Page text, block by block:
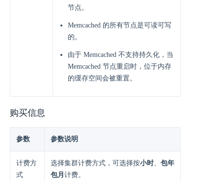
节点。
Memcached 的所有节点是可读可写
的。
由于 Memcached 不支持持久化，当
Memcached 节点重启时，位于内存
的缓存空间会被重置。
购买信息
参数 参数说明
计费方
式
选择集群计费方式，可选择按小时
包年
包月 计费。